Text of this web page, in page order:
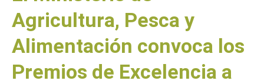
Agricultura, Pesca y
Alimentación convoca los
Premios de Excelencia a